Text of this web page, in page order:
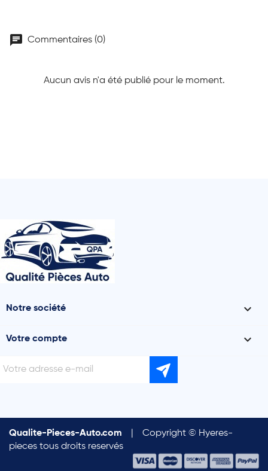
chat Commentaires (0)
Aucun avis n'a été publié pour le moment.
Notre société 
Votre compte 
Qualite-Pieces-Auto.com
Copyright © Hyeres-
pieces tous droits reservés